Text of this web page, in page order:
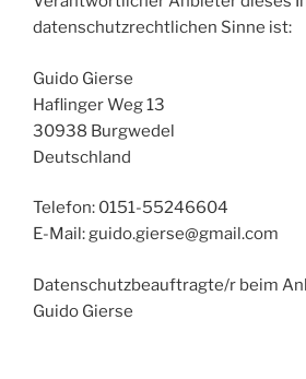
datenschutzrechtlichen Sinne ist:
Guido Gierse
Haflinger Weg 13
30938 Burgwedel
Deutschland
Telefon: 0151-55246604
E-Mail: guido.gierse@gmail.com
Datenschutzbeauftragte/r beim
Guido Gierse